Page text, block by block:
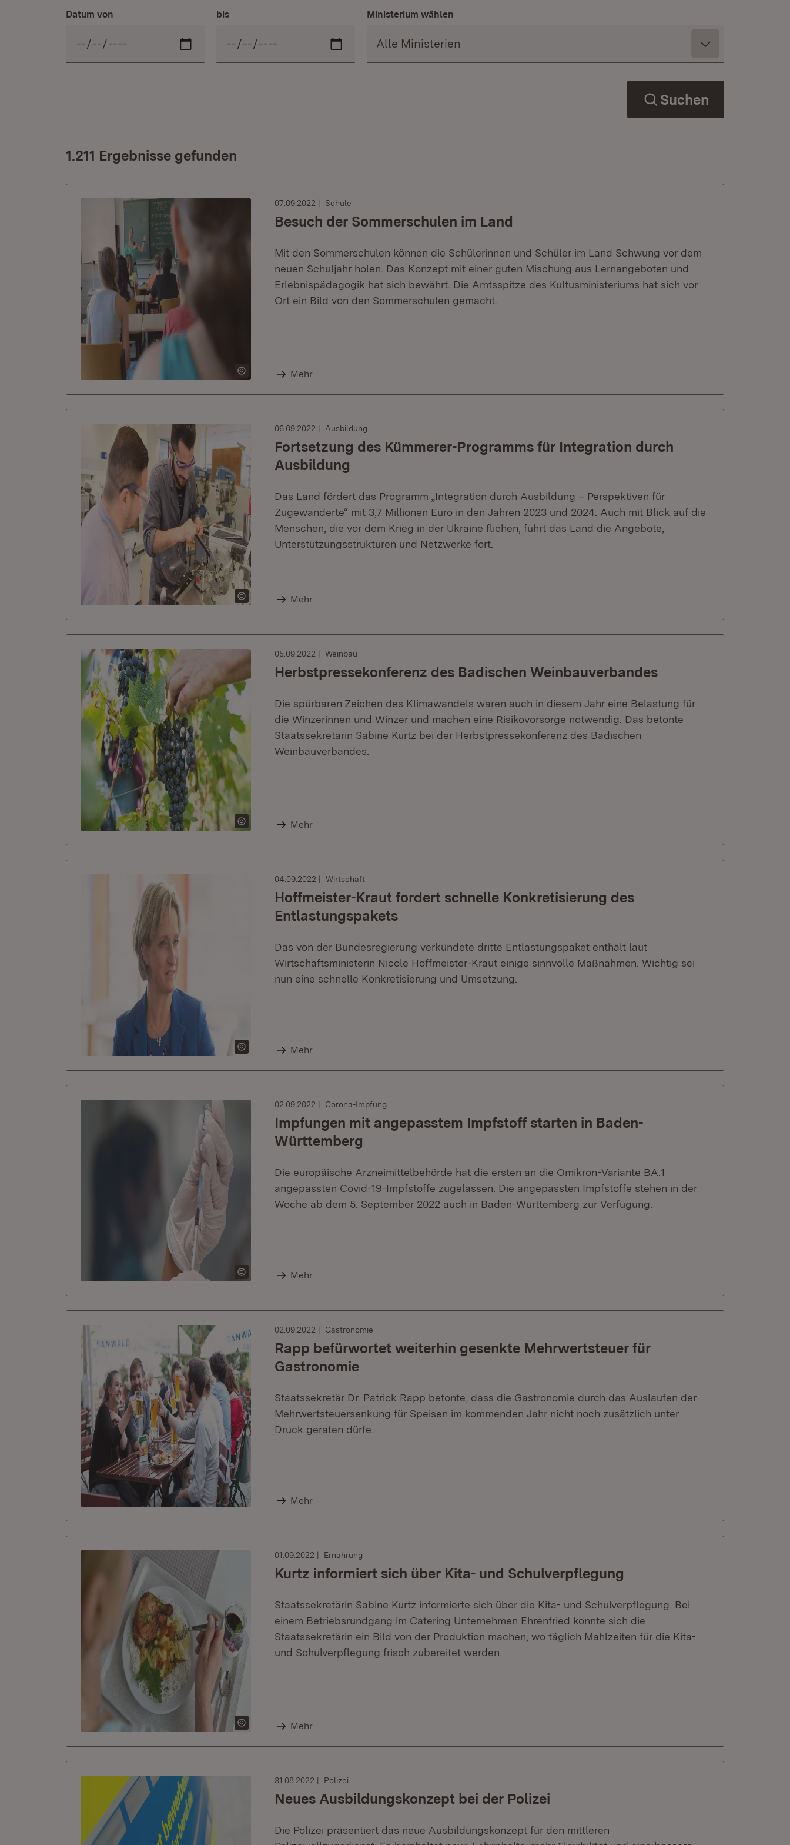
Datum von bis Ministerium wählen
Suchen
1.211 Ergebnisse gefunden
07.09.2022 Schule
Besuch der Sommerschulen im Land
Mit den Sommerschulen können die Schülerinnen und Schüler im Land Schwung vor dem
neuen Schuljahr holen. Das Konzept mit einer guten Mischung aus Lernangeboten und
Erlebnispädagogik hat sich bewährt. Die Amtsspitze des Kultusministeriums hat sich vor
Ort ein Bild von den Sommerschulen gemacht.
Mehr
06.09.2022 Ausbildung
Fortsetzung des Kümmerer-Programms für Integration durch
Ausbildung
Das Land fördert das Programm „Integration durch Ausbildung – Perspektiven für
Zugewanderte“ mit 3,7 Millionen Euro in den Jahren 2023 und 2024. Auch mit Blick auf die
Menschen, die vor dem Krieg in der Ukraine fliehen, führt das Land die Angebote,
Unterstützungsstrukturen und Netzwerke fort.
Mehr
05.09.2022 Weinbau
Herbstpressekonferenz des Badischen Weinbauverbandes
Die spürbaren Zeichen des Klimawandels waren auch in diesem Jahr eine Belastung für
die Winzerinnen und Winzer und machen eine Risikovorsorge notwendig. Das betonte
Staatssekretärin Sabine Kurtz bei der Herbstpressekonferenz des Badischen
Weinbauverbandes.
Mehr
04.09.2022 Wirtschaft
Hoffmeister-Kraut fordert schnelle Konkretisierung des
Entlastungspakets
Das von der Bundesregierung verkündete dritte Entlastungspaket enthält laut
Wirtschaftsministerin Nicole Hoffmeister-Kraut einige sinnvolle Maßnahmen. Wichtig sei
nun eine schnelle Konkretisierung und Umsetzung.
Mehr
02.09.2022 Corona-Impfung
Impfungen mit angepasstem Impfstoff starten in Baden-
Württemberg
Die europäische Arzneimittelbehörde hat die ersten an die Omikron-Variante BA.1
angepassten Covid-19-Impfstoffe zugelassen. Die angepassten Impfstoffe stehen in der
Woche ab dem 5. September 2022 auch in Baden-Württemberg zur Verfügung.
Mehr
02.09.2022 Gastronomie
Rapp befürwortet weiterhin gesenkte Mehrwertsteuer für
Gastronomie
Staatssekretär Dr. Patrick Rapp betonte, dass die Gastronomie durch das Auslaufen der
Mehrwertsteuersenkung für Speisen im kommenden Jahr nicht noch zusätzlich unter
Druck geraten dürfe.
Mehr
01.09.2022 Ernährung
Kurtz informiert sich über Kita- und Schulverpflegung
Staatssekretärin Sabine Kurtz informierte sich über die Kita- und Schulverpflegung. Bei
einem Betriebsrundgang im Catering Unternehmen Ehrenfried konnte sich die
Staatssekretärin ein Bild von der Produktion machen, wo täglich Mahlzeiten für die Kita-
und Schulverpflegung frisch zubereitet werden.
Mehr
31.08.2022 Polizei
Neues Ausbildungskonzept bei der Polizei
Die Polizei präsentiert das neue Ausbildungskonzept für den mittleren